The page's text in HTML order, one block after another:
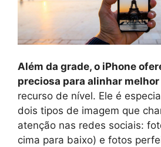
Além da grade, o iPhone
preciosa para alinhar
recurso de nível. Ele é
dois tipos de imagem que
atenção nas redes sociais:
cima para baixo) e fotos